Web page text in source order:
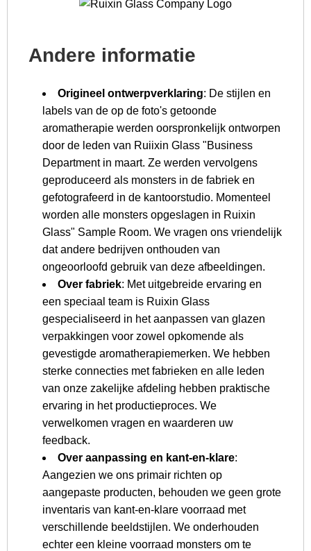
Andere informatie
Origineel ontwerpverklaring: De stijlen en
labels van de op de foto's getoonde
aromatherapie werden oorspronkelijk ontworpen
door de leden van Ruiixin Glass "Business
Department in maart. Ze werden vervolgens
geproduceerd als monsters in de fabriek en
gefotografeerd in de kantoorstudio. Momenteel
worden alle monsters opgeslagen in Ruixin
Glass" Sample Room. We vragen ons vriendelijk
dat andere bedrijven onthouden van
ongeoorloofd gebruik van deze afbeeldingen.
Over fabriek: Met uitgebreide ervaring en
een speciaal team is Ruixin Glass
gespecialiseerd in het aanpassen van glazen
verpakkingen voor zowel opkomende als
gevestigde aromatherapiemerken. We hebben
sterke connecties met fabrieken en alle leden
van onze zakelijke afdeling hebben praktische
ervaring in het productieproces. We
verwelkomen vragen en waarderen uw
feedback.
Over aanpassing en kant-en-klare:
Aangezien we ons primair richten op
aangepaste producten, behouden we geen grote
inventaris van kant-en-klare voorraad met
verschillende beeldstijlen. We onderhouden
echter een kleine voorraad monsters om te